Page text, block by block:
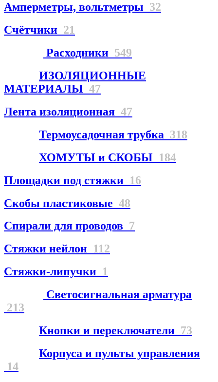
Амперметры, вольтметры 32
Счётчики 21
Расходники 549
ИЗОЛЯЦИОННЫЕ
МАТЕРИАЛЫ 47
Лента изоляционная 47
Термоусадочная трубка 318
ХОМУТЫ и СКОБЫ 184
Площадки под стяжки 16
Скобы пластиковые 48
Спирали для проводов 7
Стяжки нейлон 112
Стяжки-липучки 1
Светосигнальная арматура
213
Кнопки и переключатели 73
Корпуса и пульты управления
14